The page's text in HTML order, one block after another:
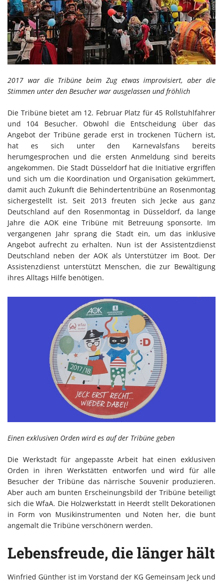
2017 war die Tribüne beim Zug etwas improvisiert, aber die
Stimmen unter den Besucher war ausgelassen und fröhlich
Die Tribüne bietet am 12. Februar Platz für 45 Rollstuhlfahrer
und 104 Besucher. Obwohl die Entscheidung über das
Angebot der Tribüne gerade erst in trockenen Tüchern ist,
hat es sich unter den Karnevalsfans bereits
herumgesprochen und die ersten Anmeldung sind bereits
angekommen. Die Stadt Düsseldorf hat die Initiative ergriffen
und sich um die Koordination und Organisation gekümmert,
damit auch Zukunft die Behindertentribüne an Rosenmontag
sichergestellt ist. Seit 2013 freuten sich Jecke aus ganz
Deutschland auf den Rosenmontag in Düsseldorf, da lange
Jahre die AOK eine Tribüne mit Betreuung sponsorte. Im
vergangenen Jahr sprang die Stadt ein, um das inklusive
Angebot aufrecht zu erhalten. Nun ist der Assistentzdienst
Deutschland neben der AOK als Unterstützer im Boot. Der
Assistenzdienst unterstützt Menschen, die zur Bewältigung
ihres Alltags Hilfe benötigen.
Einen exklusiven Orden wird es auf der Tribüne geben
Die Werkstadt für angepasste Arbeit hat einen exklusiven
Orden in ihren Werkstätten entworfen und wird für alle
Besucher der Tribüne das närrische Souvenir produzieren.
Aber auch am bunten Erscheinungsbild der Tribüne beteiligt
sich die WfaA. Die Holzwerkstatt in Heerdt stellt Dekorationen
in Form von Musikinstrumenten und Noten her, die bunt
angemalt die Tribüne verschönern werden.
Lebensfreude, die länger hält
Winfried Günther ist im Vorstand der KG Gemeinsam Jeck und